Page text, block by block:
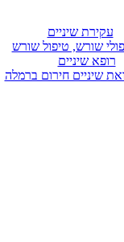
עקירת שיניים
שורש, טיפול שורש
רופא שיניים